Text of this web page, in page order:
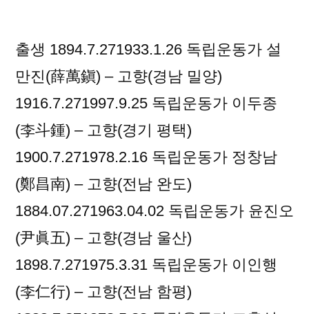
동
가
출생 1894.7.271933.1.26 독립운동가 설
만진(薛萬鎭) – 고향(경남 밀양)
1916.7.271997.9.25 독립운동가 이두종
(李斗鍾) – 고향(경기 평택)
1900.7.271978.2.16 독립운동가 정창남
(鄭昌南) – 고향(전남 완도)
1884.07.271963.04.02 독립운동가 윤진오
(尹眞五) – 고향(경남 울산)
1898.7.271975.3.31 독립운동가 이인행
(李仁行) – 고향(전남 함평)